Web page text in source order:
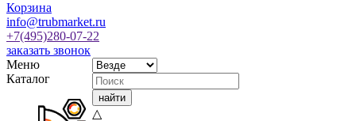
Корзина
info@trubmarket.ru
+7(495)280-07-22
заказать звонок
Меню
Каталог
△